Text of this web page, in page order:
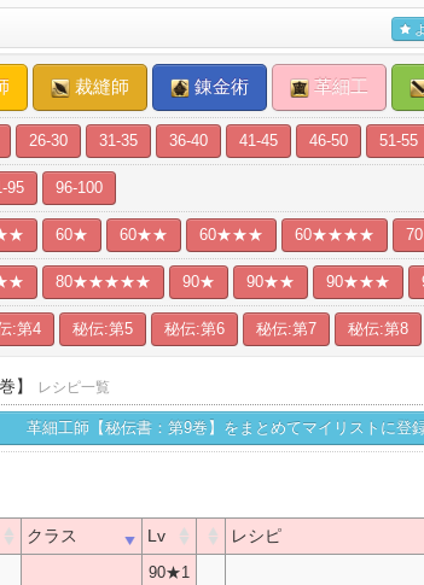
裁縫師 錬金術 革細工
26-30 31-35 36-40 41-45 46-50 51-55
95 96-100
60★ 60★★ 60★★★ 60★★★★
80★★★★★ 90★ 90★★ 90★★★
:第4 秘伝:第5 秘伝:第6 秘伝:第7 秘伝:第8
】 レシピ一覧
革細工師【秘伝書：第9巻】をまとめてマイリストに登
クラス Lv レシピ
90★1